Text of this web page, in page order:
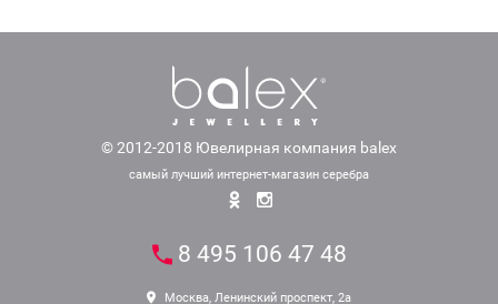
© 2012-2018 Ювелирная компания balex
самый лучший интернет-магазин серебра
8 495 106 47 48
Москва, Ленинский проспект, 2а